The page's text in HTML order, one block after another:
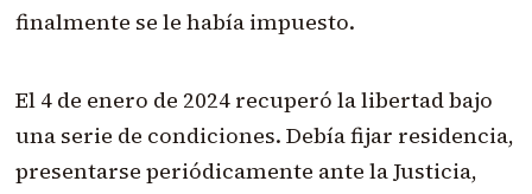
finalmente se le había impuesto.
El 4 de enero de 2024 recuperó la libertad bajo
una serie de condiciones. Debía fijar residencia,
presentarse periódicamente ante la Justicia,